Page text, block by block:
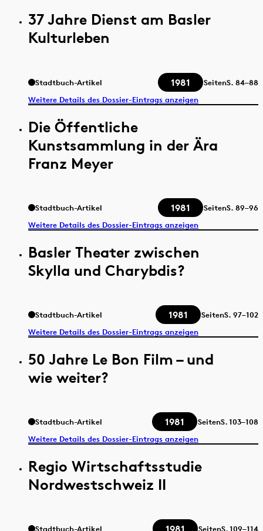
37 Jahre Dienst am Basler
Kulturleben
Stadtbuch-Artikel 1981 SeitenS. 84–88
Weitere Details des Dossier-Eintrags anzeigen
Die Öffentliche
Kunstsammlung in der Ära
Franz Meyer
Stadtbuch-Artikel 1981 SeitenS. 89–96
Weitere Details des Dossier-Eintrags anzeigen
Basler Theater zwischen
Skylla und Charybdis?
Stadtbuch-Artikel 1981 SeitenS. 97–102
Weitere Details des Dossier-Eintrags anzeigen
50 Jahre Le Bon Film – und
wie weiter?
Stadtbuch-Artikel 1981 SeitenS.103–108
Weitere Details des Dossier-Eintrags anzeigen
Regio Wirtschaftsstudie
Nordwestschweiz II
Stadtbuch-Artikel SeitenS.109–114